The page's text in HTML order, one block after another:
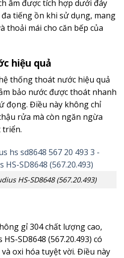
âm được tích hợp dưới đáy
tiếng ồn khi sử dụng, mang
thoải mái cho căn bếp của
hiệu quả
thống thoát nước hiệu quả
bảo nước được thoát nhanh
đọng. Điều này không chỉ
rửa mà còn ngăn ngừa
triển.
HS-SD8648 (567.20.493)
gỉ 304 chất lượng cao,
SD8648 (567.20.493) có
oxi hóa tuyệt vời. Điều này